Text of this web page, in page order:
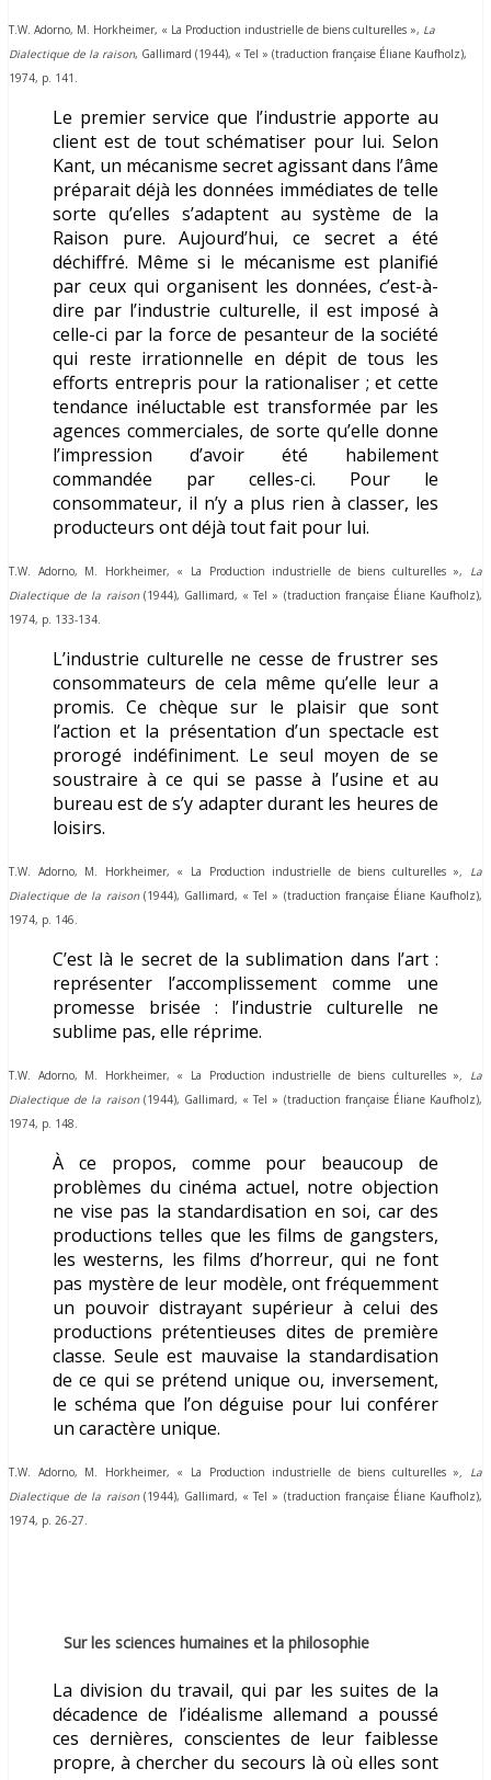
T.W. Adorno, M. Horkheimer, « La Production industrielle de biens culturelles », La
Dialectique de la raison, Gallimard (1944), « Tel » (traduction française Éliane Kaufholz),
1974, p. 141.
Le premier service que l’industrie apporte au
client est de tout schématiser pour lui. Selon
Kant, un mécanisme secret agissant dans l’âme
préparait déjà les données immédiates de telle
sorte qu’elles s’adaptent au système de la
Raison pure. Aujourd’hui, ce secret a été
déchiffré. Même si le mécanisme est planifié
par ceux qui organisent les données, c’est-à-
dire par l’industrie culturelle, il est imposé à
celle-ci par la force de pesanteur de la société
qui reste irrationnelle en dépit de tous les
efforts entrepris pour la rationaliser ; et cette
tendance inéluctable est transformée par les
agences commerciales, de sorte qu’elle donne
l’impression d’avoir été habilement
commandée par celles-ci. Pour le
consommateur, il n’y a plus rien à classer, les
producteurs ont déjà tout fait pour lui.
T.W. Adorno, M. Horkheimer, « La Production industrielle de biens culturelles », La
Dialectique de la raison (1944), Gallimard, « Tel » (traduction française Éliane Kaufholz),
1974, p. 133-134.
L’industrie culturelle ne cesse de frustrer ses
consommateurs de cela même qu’elle leur a
promis. Ce chèque sur le plaisir que sont
l’action et la présentation d’un spectacle est
prorogé indéfiniment. Le seul moyen de se
soustraire à ce qui se passe à l’usine et au
bureau est de s’y adapter durant les heures de
loisirs.
T.W. Adorno, M. Horkheimer, « La Production industrielle de biens culturelles », La
Dialectique de la raison(1944), Gallimard, « Tel » (traduction française Éliane Kaufholz),
1974, p. 146.
C’est là le secret de la sublimation dans l’art :
représenter l’accomplissement comme une
promesse brisée : l’industrie culturelle ne
sublime pas, elle réprime.
T.W. Adorno, M. Horkheimer, « La Production industrielle de biens culturelles », La
Dialectique de la raison (1944), Gallimard, « Tel » (traduction française Éliane Kaufholz),
1974, p. 148.
À ce propos, comme pour beaucoup de
problèmes du cinéma actuel, notre objection
ne vise pas la standardisation en soi, car des
productions telles que les films de gangsters,
les westerns, les films d’horreur, qui ne font
pas mystère de leur modèle, ont fréquemment
un pouvoir distrayant supérieur à celui des
productions prétentieuses dites de première
classe. Seule est mauvaise la standardisation
de ce qui se prétend unique ou, inversement,
le schéma que l’on déguise pour lui conférer
un caractère unique.
T.W. Adorno, M. Horkheimer, « La Production industrielle de biens culturelles », La
Dialectique de la raison (1944), Gallimard, « Tel » (traduction française Éliane Kaufholz),
1974, p. 26-27.
Sur les sciences humaines et la philosophie
La division du travail, qui par les suites de la
décadence de l’idéalisme allemand a poussé
ces dernières, conscientes de leur faiblesse
propre, à chercher du secours là où elles sont